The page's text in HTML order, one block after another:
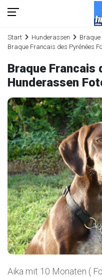
Start Hunderassen Braque
Braque Francais des Pyrénées
Braque Francais
Hunderassen
Aika mit 10 Monaten (